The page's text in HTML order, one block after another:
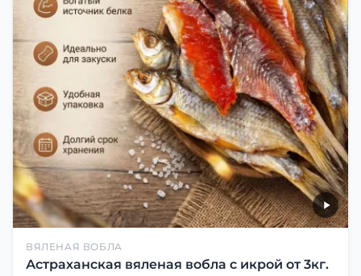
ВЯЛЕНАЯ ВОБЛА
Астраханская вяленая вобла с икрой от 3кг.